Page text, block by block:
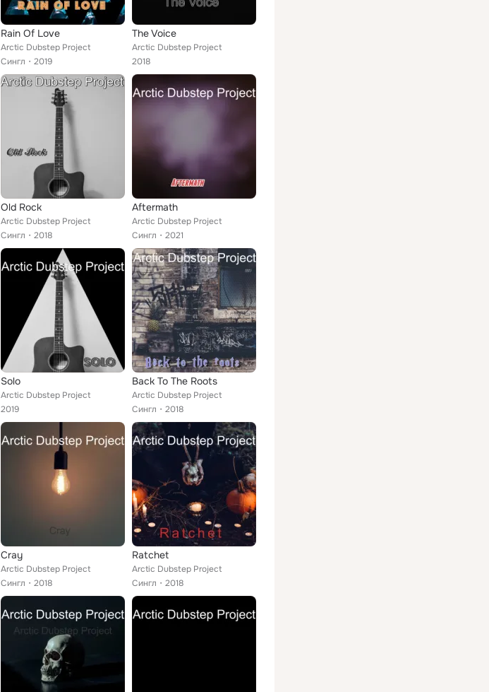
Rain Of Love
Arctic Dubstep Project
Сингл
2019
The Voice
Arctic Dubstep Project
2018
Old Rock
Arctic Dubstep Project
Сингл
2018
Aftermath
Arctic Dubstep Project
Сингл
2021
Solo
Arctic Dubstep Project
2019
Back To The Roots
Arctic Dubstep Project
Сингл
2018
Cray
Arctic Dubstep Project
Сингл
2018
Ratchet
Arctic Dubstep Project
Сингл
2018